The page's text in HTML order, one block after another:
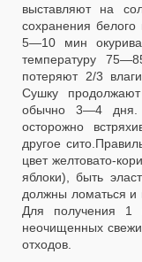
выставляют на
сохранения белого
5—10 мин
температуру
потеряют 2/3
Сушку
обычно 3—4 дня.
осторожно
другое
цвет желтовато-
яблоки), быть
должны ломаться и
Для получения 1
неочищенных
отходов.